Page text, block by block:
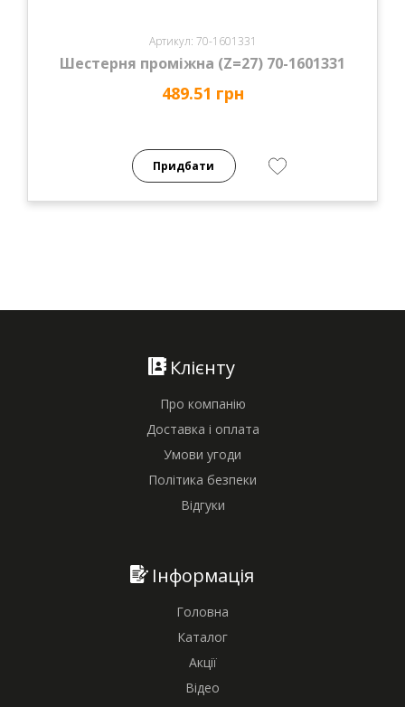
Артикул: 70-1601331
Шестерня проміжна (Z=27) 70-1601331
489.51 грн
Придбати
Клієнту
Про компанію
Доставка і оплата
Умови угоди
Політика безпеки
Відгуки
Інформація
Головна
Каталог
Акції
Відео